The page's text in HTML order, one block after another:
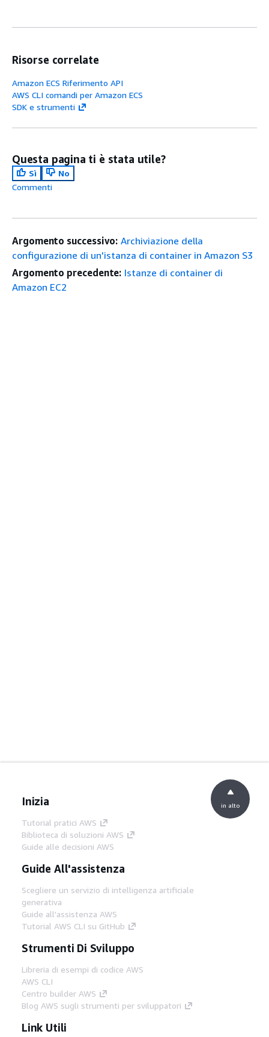
Risorse correlate
Amazon ECS Riferimento API
AWS CLI comandi per Amazon ECS
SDK e strumenti
Questa pagina ti è stata utile?
Sì
No
Commenti
Argomento successivo: Archiviazione della
configurazione di un'istanza di container in Amazon S3
Argomento precedente: Istanze di container di
Amazon EC2
Inizia
Tutorial pratici AWS
Biblioteca di soluzioni AWS
Guide alle decisioni AWS
Guide All'assistenza
Scegliere un servizio di intelligenza artificiale
generativa
Guide all'assistenza AWS
Tutorial AWS CLI su GitHub
Strumenti Di Sviluppo
Libreria di esempi di codice AWS
AWS CLI
Centro builder AWS
Blog AWS sugli strumenti per sviluppatori
Link Utili
in alto